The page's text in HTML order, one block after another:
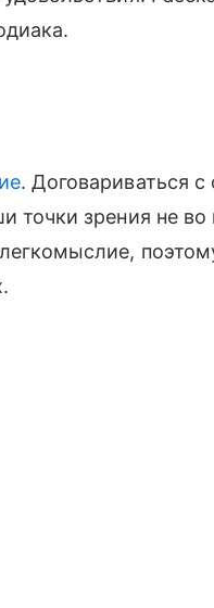
. Договариваться
точки зрения не